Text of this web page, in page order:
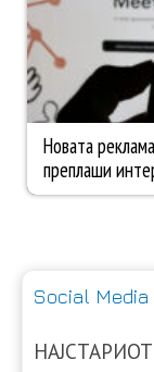
Social